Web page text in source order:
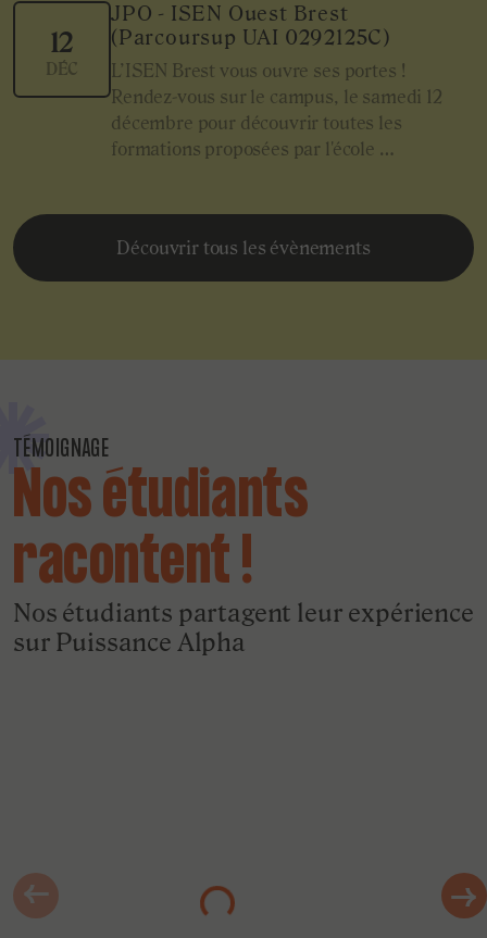
12
DÉC
JPO - ISEN Ouest Brest
(Parcoursup UAI 0292125C)
L’ISEN Brest vous ouvre ses portes !
Rendez-vous sur le campus, le samedi 12
décembre pour découvrir toutes les
formations proposées par l'école …
Découvrir tous les évènements
TÉMOIGNAGE
Nos étudiants
racontent !
Nos étudiants partagent leur expérience
sur Puissance Alpha
Chargement…